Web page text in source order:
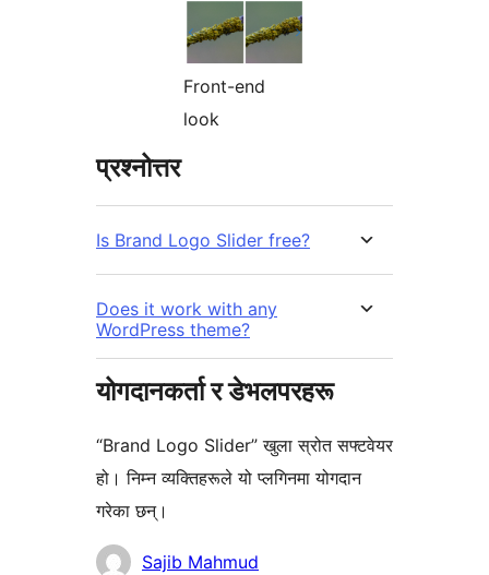
Front-end
look
प्रश्नोत्तर
Is Brand Logo Slider free?
Does it work with any
WordPress theme?
योगदानकर्ता र डेभलपरहरू
“Brand Logo Slider” खुला स्रोत सफ्टवेयर
हो। निम्न व्यक्तिहरूले यो प्लगिनमा योगदान
गरेका छन्।
योगदानकर्ताहरूSajib Mahmud